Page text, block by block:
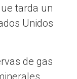
tarda un
Unidos
de gas